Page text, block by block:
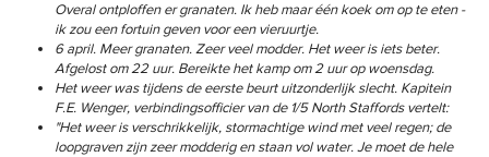
Overal ontploffen er granaten. Ik heb maar één koek om op te eten -
ik zou een fortuin geven voor een vieruurtje.
6 april. Meer granaten. Zeer veel modder. Het weer is iets beter.
Afgelost om 22 uur. Bereikte het kamp om 2 uur op woensdag.
Het weer was tijdens de eerste beurt uitzonderlijk slecht. Kapitein
F.E. Wenger, verbindingsofficier van de 1/5 North Staffords vertelt:
"Het weer is verschrikkelijk, stormachtige wind met veel regen; de
loopgraven zijn zeer modderig en staan vol water. Je moet de hele